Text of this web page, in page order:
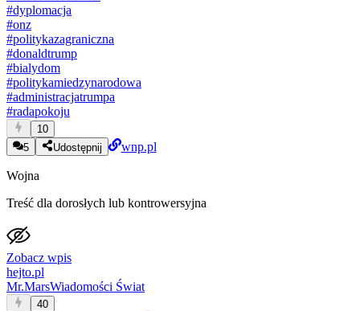
#dyplomacja
#onz
#politykazagraniczna
#donaldtrump
#bialydom
#politykamiedzynarodowa
#administracjatrumpa
#radapokoju
10
5
Udostępnij wnp.pl
Wojna
Treść dla dorosłych lub kontrowersyjna
Zobacz wpis
hejto.pl
Mr.MarsWiadomości Świat
40